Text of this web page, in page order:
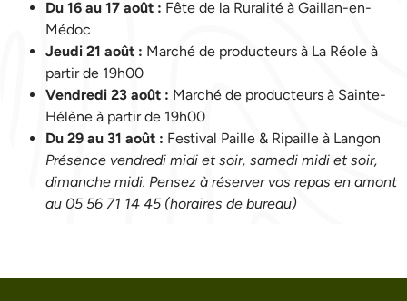
Du 16 au 17 août : Fête de la Ruralité à Gaillan-en-
Médoc
Jeudi 21 août : Marché de producteurs à La Réole à
partir de 19h00
Vendredi 23 août : Marché de producteurs à Sainte-
Hélène à partir de 19h00
Du 29 au 31 août : Festival Paille & Ripaille à Langon
Présence vendredi midi et soir, samedi midi et soir,
dimanche midi. Pensez à réserver vos repas en amont
au 05 56 71 14 45 (horaires de bureau)